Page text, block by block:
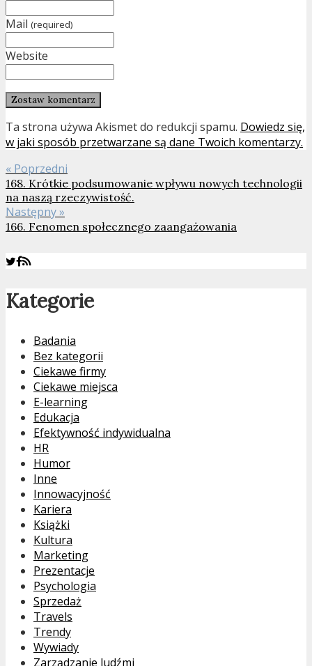
Mail (required)
Website
Ta strona używa Akismet do redukcji spamu. Dowiedz się,
w jaki sposób przetwarzane są dane Twoich komentarzy.
« Poprzedni
168. Krótkie podsumowanie wpływu nowych technologii
na naszą rzeczywistość.
Następny »
166. Fenomen społecznego zaangażowania
Kategorie
Badania
Bez kategorii
Ciekawe firmy
Ciekawe miejsca
E-learning
Edukacja
Efektywność indywidualna
HR
Humor
Inne
Innowacyjność
Kariera
Książki
Kultura
Marketing
Prezentacje
Psychologia
Sprzedaż
Travels
Trendy
Wywiady
Zarządzanie ludźmi